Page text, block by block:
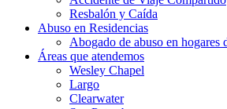
Resbalón y Caída
Abuso en Residencias
Abogado de abuso en hogares
Áreas que atendemos
Wesley Chapel
Largo
Clearwater